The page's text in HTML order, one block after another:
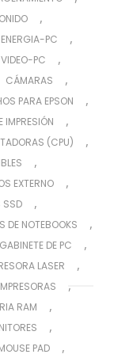
,
PC ,
PC ,
CÁMARAS ,
PARA EPSON ,
IMPRESIÓN ,
(CPU) ,
,
EXTERNO ,
SSD ,
DE NOTEBOOKS ,
GABINETE DE PC ,
LASER ,
,
RAM ,
,
PAD ,